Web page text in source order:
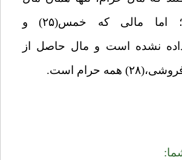
دزدی است؛ اما مالی که خمس(۲۵) و
داده نشده است و مال حاصل از